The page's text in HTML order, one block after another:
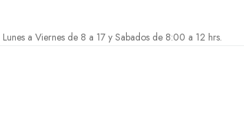
Lunes a Viernes de 8 a 17 y Sabados de 8:00 a 12 hrs.